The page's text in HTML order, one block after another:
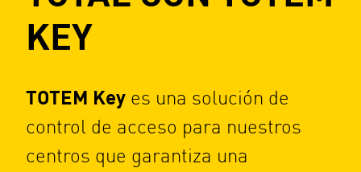
KEY
TOTEM Key es una solución de
control de acceso para nuestros
centros que garantiza una